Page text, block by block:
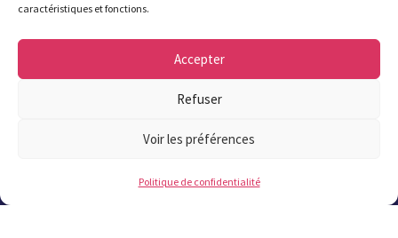
caractéristiques et fonctions.
Accepter
Refuser
Voir les préférences
Politique de confidentialité
dulundi au vendredi de 8h30 à 12h et de
13h30 (13h45 le jeudi) à 17h30, lesamedi
Attention été 2026 : fermeture de la mairie
à 17h à partir du 6 juillet et jusqu’au 21
août inclus. Fermeture le samedi du 11
juillet au 22 août inclus.